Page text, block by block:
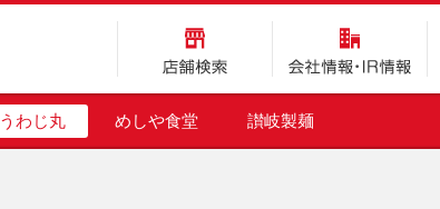
店舗検索 会社情報・IR情報
うわじ丸 めしや食堂 讃岐製麺